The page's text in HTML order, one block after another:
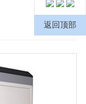
返回顶部